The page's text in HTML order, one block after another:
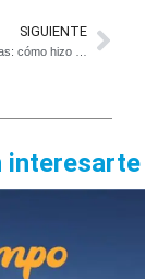
SIGUIENTE
interesarte